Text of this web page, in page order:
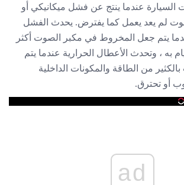
عندما ينتج عن فشل ميكانيكي أو
لم يعد يعمل كما يفترض. يحدث الفشل
يتم جعل المخروط في مكبر الصوت أكثر
به ، وتحدث الأعطال الحرارية عندما يتم
من الطاقة والمكونات الداخلية
أو تحترق.
ad